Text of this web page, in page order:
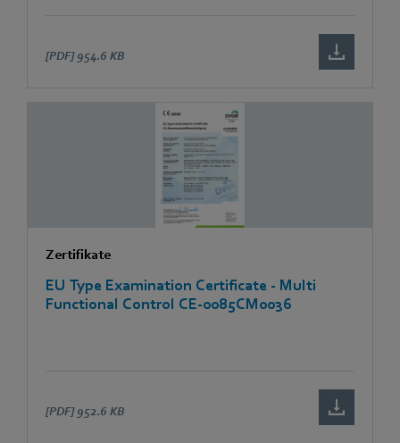
[PDF] 954.6 KB
Zertifikate
EU Type Examination Certificate - Multi
Functional Control CE-0085CM0036
[PDF] 952.6 KB